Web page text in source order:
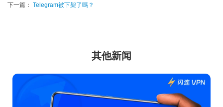
下一篇： Telegram被下架了嗎？
其他新闻